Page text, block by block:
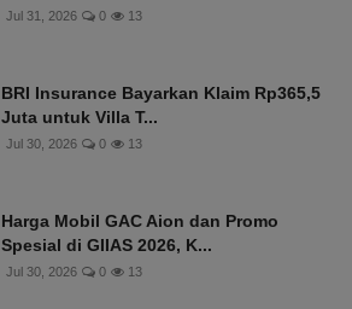
Jul 31, 2026 0 13
BRI Insurance Bayarkan Klaim Rp365,5
Juta untuk Villa T...
Jul 30, 2026 0 13
Harga Mobil GAC Aion dan Promo
Spesial di GIIAS 2026, K...
Jul 30, 2026 0 13